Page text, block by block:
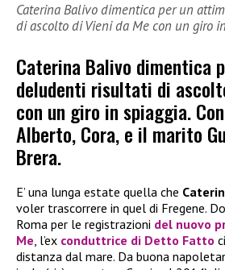
Caterina Balivo dimentica per un
di ascolto di Vieni da Me con un giro
Caterina Balivo dimentica
deludenti risultati di
con un giro in spiaggia.
Alberto, Cora, e il marito
Brera.
E’ una lunga estate quella che
voler trascorrere in quel di Fregene.
Roma per le registrazioni del nuovo
Me, l’ex conduttrice di Detto Fatto
distanza dal mare. Da buona